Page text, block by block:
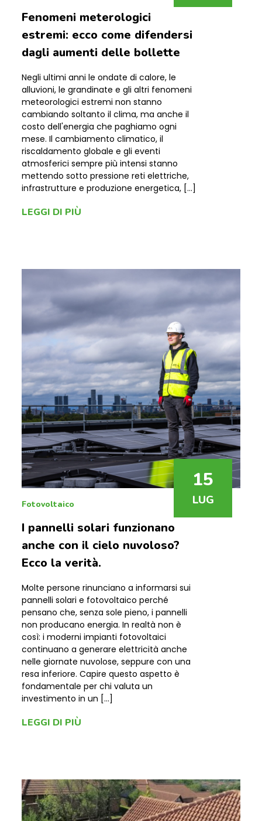
Fenomeni meterologici
estremi: ecco come difendersi
dagli aumenti delle bollette
Negli ultimi anni le ondate di calore, le
alluvioni, le grandinate e gli altri fenomeni
meteorologici estremi non stanno
cambiando soltanto il clima, ma anche il
costo dell'energia che paghiamo ogni
mese. Il cambiamento climatico, il
riscaldamento globale e gli eventi
atmosferici sempre più intensi stanno
mettendo sotto pressione reti elettriche,
infrastrutture e produzione energetica, […]
LEGGI DI PIÙ
15
LUG
Fotovoltaico
I pannelli solari funzionano
anche con il cielo nuvoloso?
Ecco la verità.
Molte persone rinunciano a informarsi sui
pannelli solari e fotovoltaico perché
pensano che, senza sole pieno, i pannelli
non producano energia. In realtà non è
così: i moderni impianti fotovoltaici
continuano a generare elettricità anche
nelle giornate nuvolose, seppure con una
resa inferiore. Capire questo aspetto è
fondamentale per chi valuta un
investimento in un […]
LEGGI DI PIÙ